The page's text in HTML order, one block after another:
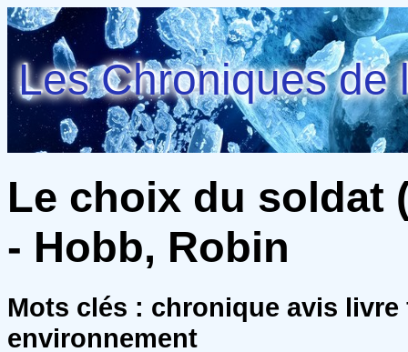
Les Chroniques de
Le choix du soldat
- Hobb, Robin
Mots clés : chronique avis
environnement